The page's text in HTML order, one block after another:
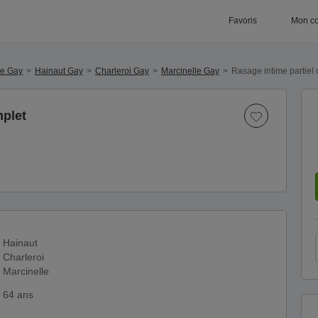
Favoris Mon
Gay Hainaut Gay Charleroi Gay Marcinelle Gay Rasage intime partiel
Hainaut
Charleroi
Marcinelle
64 ans